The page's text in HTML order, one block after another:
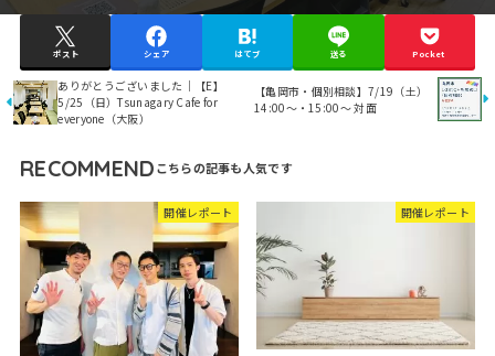
ポスト シェア はてブ 送る Pocket
ありがとうございました｜【E】
5/25（日）Tsunagary Cafe for
everyone（大阪）
【亀岡市・個別相談】7/19（土）
14:00～・15:00～ 対面
RECOMMEND
開催レポート 開催レポート